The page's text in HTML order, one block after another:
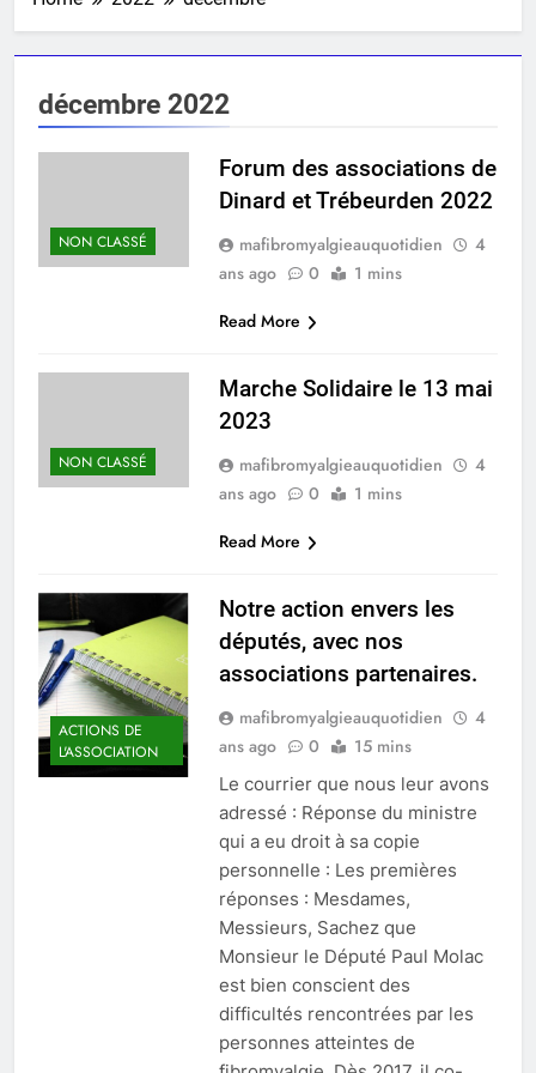
décembre 2022
NON CLASSÉ
Forum des associations de
Dinard et Trébeurden 2022
mafibromyalgieauquotidien
4
ans ago
0
1 mins
Read More
NON CLASSÉ
Marche Solidaire le 13 mai
2023
mafibromyalgieauquotidien
4
ans ago
0
1 mins
Read More
ACTIONS DE
L'ASSOCIATION
Notre action envers les
députés, avec nos
associations partenaires.
mafibromyalgieauquotidien
4
ans ago
0 15 mins
Le courrier que nous leur avons
adressé : Réponse du ministre
qui a eu droit à sa copie
personnelle : Les premières
réponses : Mesdames,
Messieurs, Sachez que
Monsieur le Député Paul Molac
est bien conscient des
difficultés rencontrées par les
personnes atteintes de